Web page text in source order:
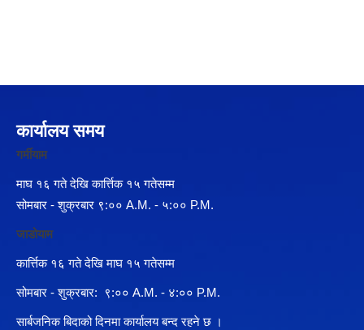
कार्यालय समय
गर्मीयाम
माघ १६ गते देखि कार्त्तिक १५ गतेसम्म
सोमबार - शुक्रबार ९:०० A.M. - ५:०० P.M.
जाडोयाम
कार्त्तिक १६ गते देखि माघ १५ गतेसम्म
सोमबार - शुक्रबार: ९:०० A.M. - ४:०० P.M.
सार्बजनिक बिदाको दिनमा कार्यालय बन्द रहने छ ।